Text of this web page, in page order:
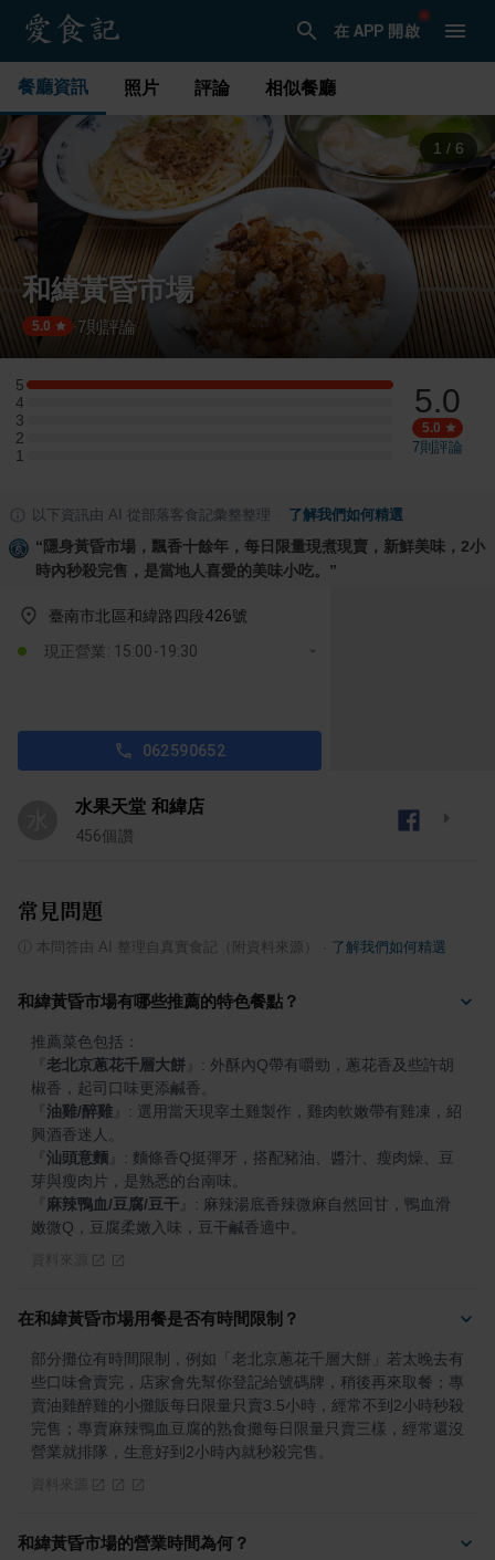
在 APP 開啟
餐廳資訊 照片 評論 相似餐廳
1 / 6
和緯黃昏市場
5.0 ·7則評論
5
5 星：1 則評論
4
4 星：0 則評論
3
3 星：0 則評論
2
2 星：0 則評論
1
1 星：0 則評論
5.0
5.0
7則評論
以下資訊由 AI 從部落客食記彙整整理 了解我們如何精選
“隱身黃昏市場，飄香十餘年，每日限量現煮現賣，新鮮美味，2小
時內秒殺完售，是當地人喜愛的美味小吃。 ”
臺南市北區和緯路四段426號
現正營業: 15:00-19:30
062590652
水果天堂 和緯店
456個讚
常見問題
本問答由 AI 整理自真實食記（附資料來源） 了解我們如何精選
和緯黃昏市場有哪些推薦的特色餐點？
老北京蔥花千層大餅
: 外酥內Q帶有嚼勁，蔥花香及些許胡
油雞/醉雞
: 選用當天現宰土雞製作，雞肉軟嫩帶有雞凍，紹
汕頭意麵
: 麵條香Q挺彈牙，搭配豬油、醬汁、瘦肉燥、豆
麻辣鴨血/豆腐/豆干
: 麻辣湯底香辣微麻自然回甘，鴨血滑
嫩微Q，豆腐柔嫩入味，豆干鹹香適中。
在和緯黃昏市場用餐是否有時間限制？
部分攤位有時間限制，例如「老北京蔥花千層大餅」若太晚去有
些口味會賣完，店家會先幫你登記給號碼牌，稍後再來取餐；專
賣油雞醉雞的小攤販每日限量只賣3.5小時，經常不到2小時秒殺
完售；專賣麻辣鴨血豆腐的熟食攤每日限量只賣三樣，經常還沒
營業就排隊，生意好到2小時內就秒殺完售。
和緯黃昏市場的營業時間為何？